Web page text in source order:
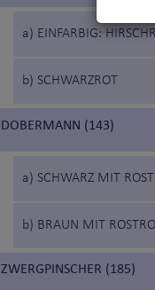
a) EINFARBIG:
b) SCHWARZROT
DOBERMANN (143)
a) SCHWARZ MIT
b) BRAUN MIT
ZWERGPINSCHER (185)